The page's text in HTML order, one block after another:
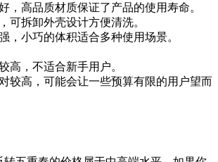
，高品质材质保证了产品的使用寿命。
可拆卸外壳设计方便清洗。
，小巧的体积适合多种使用场景。
高，不适合新手用户。
较高，可能会让一些预算有限的用户望而